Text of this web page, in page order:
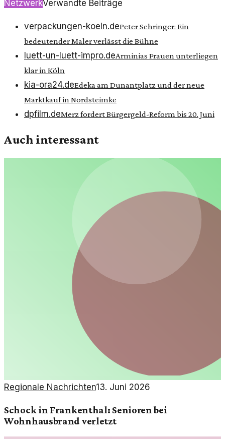
NetzwerkVerwandte Beiträge
verpackungen-koeln.dePeter Sehringer: Ein
bedeutender Maler verlässt die Bühne
luett-un-luett-impro.deArminias Frauen unterliegen
klar in Köln
kia-ora24.deEdeka am Dunantplatz und der neue
Marktkauf in Nordsteimke
dpfilm.deMerz fordert Bürgergeld-Reform bis 20. Juni
Auch interessant
Regionale Nachrichten13. Juni 2026
Schock in Frankenthal: Senioren bei
Wohnhausbrand verletzt